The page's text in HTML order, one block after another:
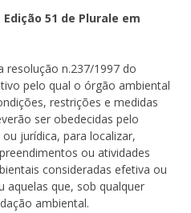
51 de Plurale em
resolução n.237/1997 do
pelo qual o órgão ambiental
restrições e medidas
ser obedecidas pelo
jurídica, para localizar,
ou atividades
consideradas efetiva ou
aquelas que, sob qualquer
ambiental.